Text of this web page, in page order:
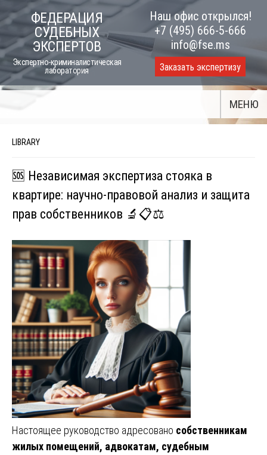
to
content
ФЕДЕРАЦИЯ
СУДЕБНЫХ
ЭКСПЕРТОВ
Экспертно-криминалистическая
лаборатория
Наш офис открылся!
+7 (495) 666-5-666
info@fse.ms
Заказать экспертизу
МЕНЮ
LIBRARY
🆘 Независимая экспертиза стояка в
квартире: научно-правовой анализ и защита
прав собственников 🔬📋⚖️
Настоящее руководство адресовано собственникам
жилых помещений, адвокатам, судебным